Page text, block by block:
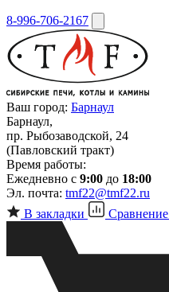
8-996-706-2167
Ваш город: Барнаул
Барнаул,
пр. Рыбозаводской, 24
(Павловский тракт)
Время работы:
Ежедневно с 9:00 до 18:00
Эл. почта: tmf22@tmf22.ru
В закладки
Сравнение